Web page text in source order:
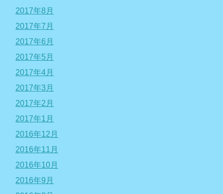
2017年8月
2017年7月
2017年6月
2017年5月
2017年4月
2017年3月
2017年2月
2017年1月
2016年12月
2016年11月
2016年10月
2016年9月